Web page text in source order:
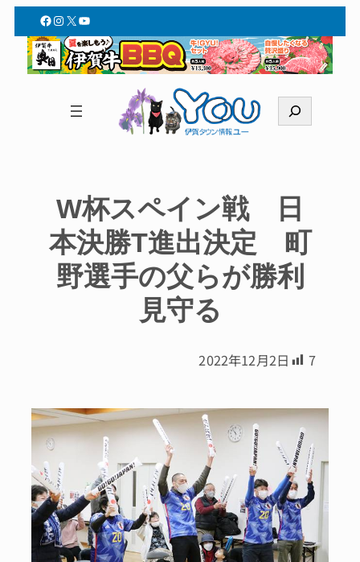
Facebook
Instagram
X YouTube
索
W杯スペイン戦 日
本決勝T進出決定 町
野選手の父らが勝利
見守る
2022年12月2日 7